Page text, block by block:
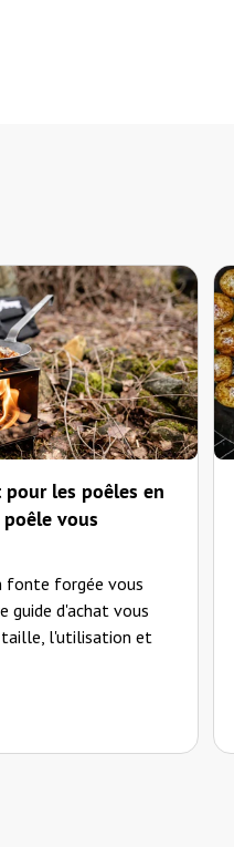
les poêles en
vous
fonte forgée vous
guide d'achat vous
taille, l'utilisation et